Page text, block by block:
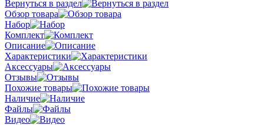
Вернуться в раздел
Обзор товара
Набор
Комплект
Описание
Характеристики
Аксессуары
Отзывы
Похожие товары
Наличие
Файлы
Видео